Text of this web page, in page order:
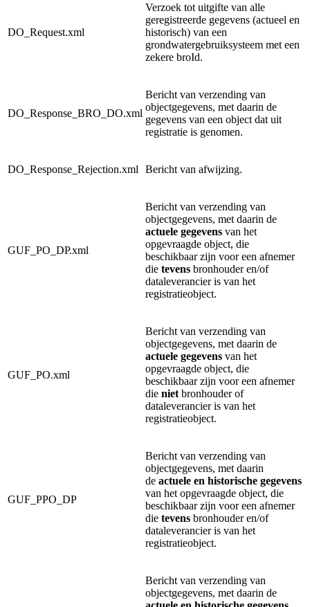
DO_Request.xml
Verzoek tot uitgifte van alle
geregistreerde gegevens (actueel en
historisch) van een
grondwatergebruiksysteem met een
zekere broId.
DO_Response_BRO_DO.xml
Bericht van verzending van
objectgegevens, met daarin de
gegevens van een object dat uit
registratie is genomen.
DO_Response_Rejection.xml Bericht van afwijzing.
GUF_PO_DP.xml
Bericht van verzending van
objectgegevens, met daarin de
actuele gegevens van het
opgevraagde object, die
beschikbaar zijn voor een afnemer
die tevens bronhouder en/of
dataleverancier is van het
registratieobject.
GUF_PO.xml
Bericht van verzending van
objectgegevens, met daarin de
actuele gegevens van het
opgevraagde object, die
beschikbaar zijn voor een afnemer
die niet bronhouder of
dataleverancier is van het
registratieobject.
GUF_PPO_DP
Bericht van verzending van
objectgegevens, met daarin
de actuele en historische gegevens
van het opgevraagde object, die
beschikbaar zijn voor een afnemer
die tevens bronhouder en/of
dataleverancier is van het
registratieobject.
Bericht van verzending van
objectgegevens, met daarin de